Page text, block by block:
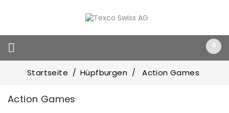
 0
Startseite Hüpfburgen Action Games
Action Games